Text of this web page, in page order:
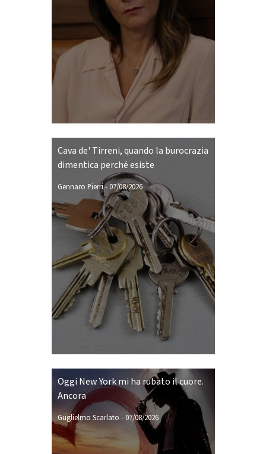
Cava de' Tirreni, quando la burocrazia
dimentica perché esiste
Gennaro Pierri- 07/08/2026
Oggi New York mi ha rubato il cuore.
Ancora
Guglielmo Scarlato -07/08/2026